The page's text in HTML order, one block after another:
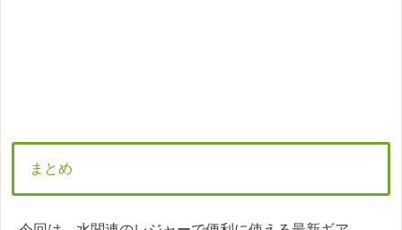
まとめ